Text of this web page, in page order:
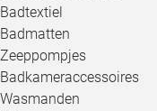
Badtextiel
Badmatten
Zeeppompjes
Badkameraccessoires
Wasmanden